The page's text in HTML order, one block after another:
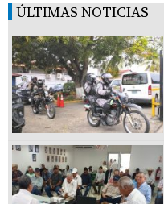
ÚLTIMAS NOTICIAS